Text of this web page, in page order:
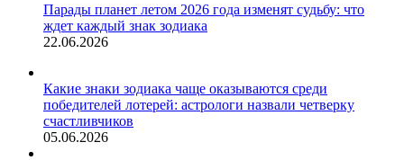
Парады планет летом 2026 года изменят судьбу: что
ждет каждый знак зодиака
22.06.2026
Какие знаки зодиака чаще оказываются среди
победителей лотерей: астрологи назвали четверку
счастливчиков
05.06.2026